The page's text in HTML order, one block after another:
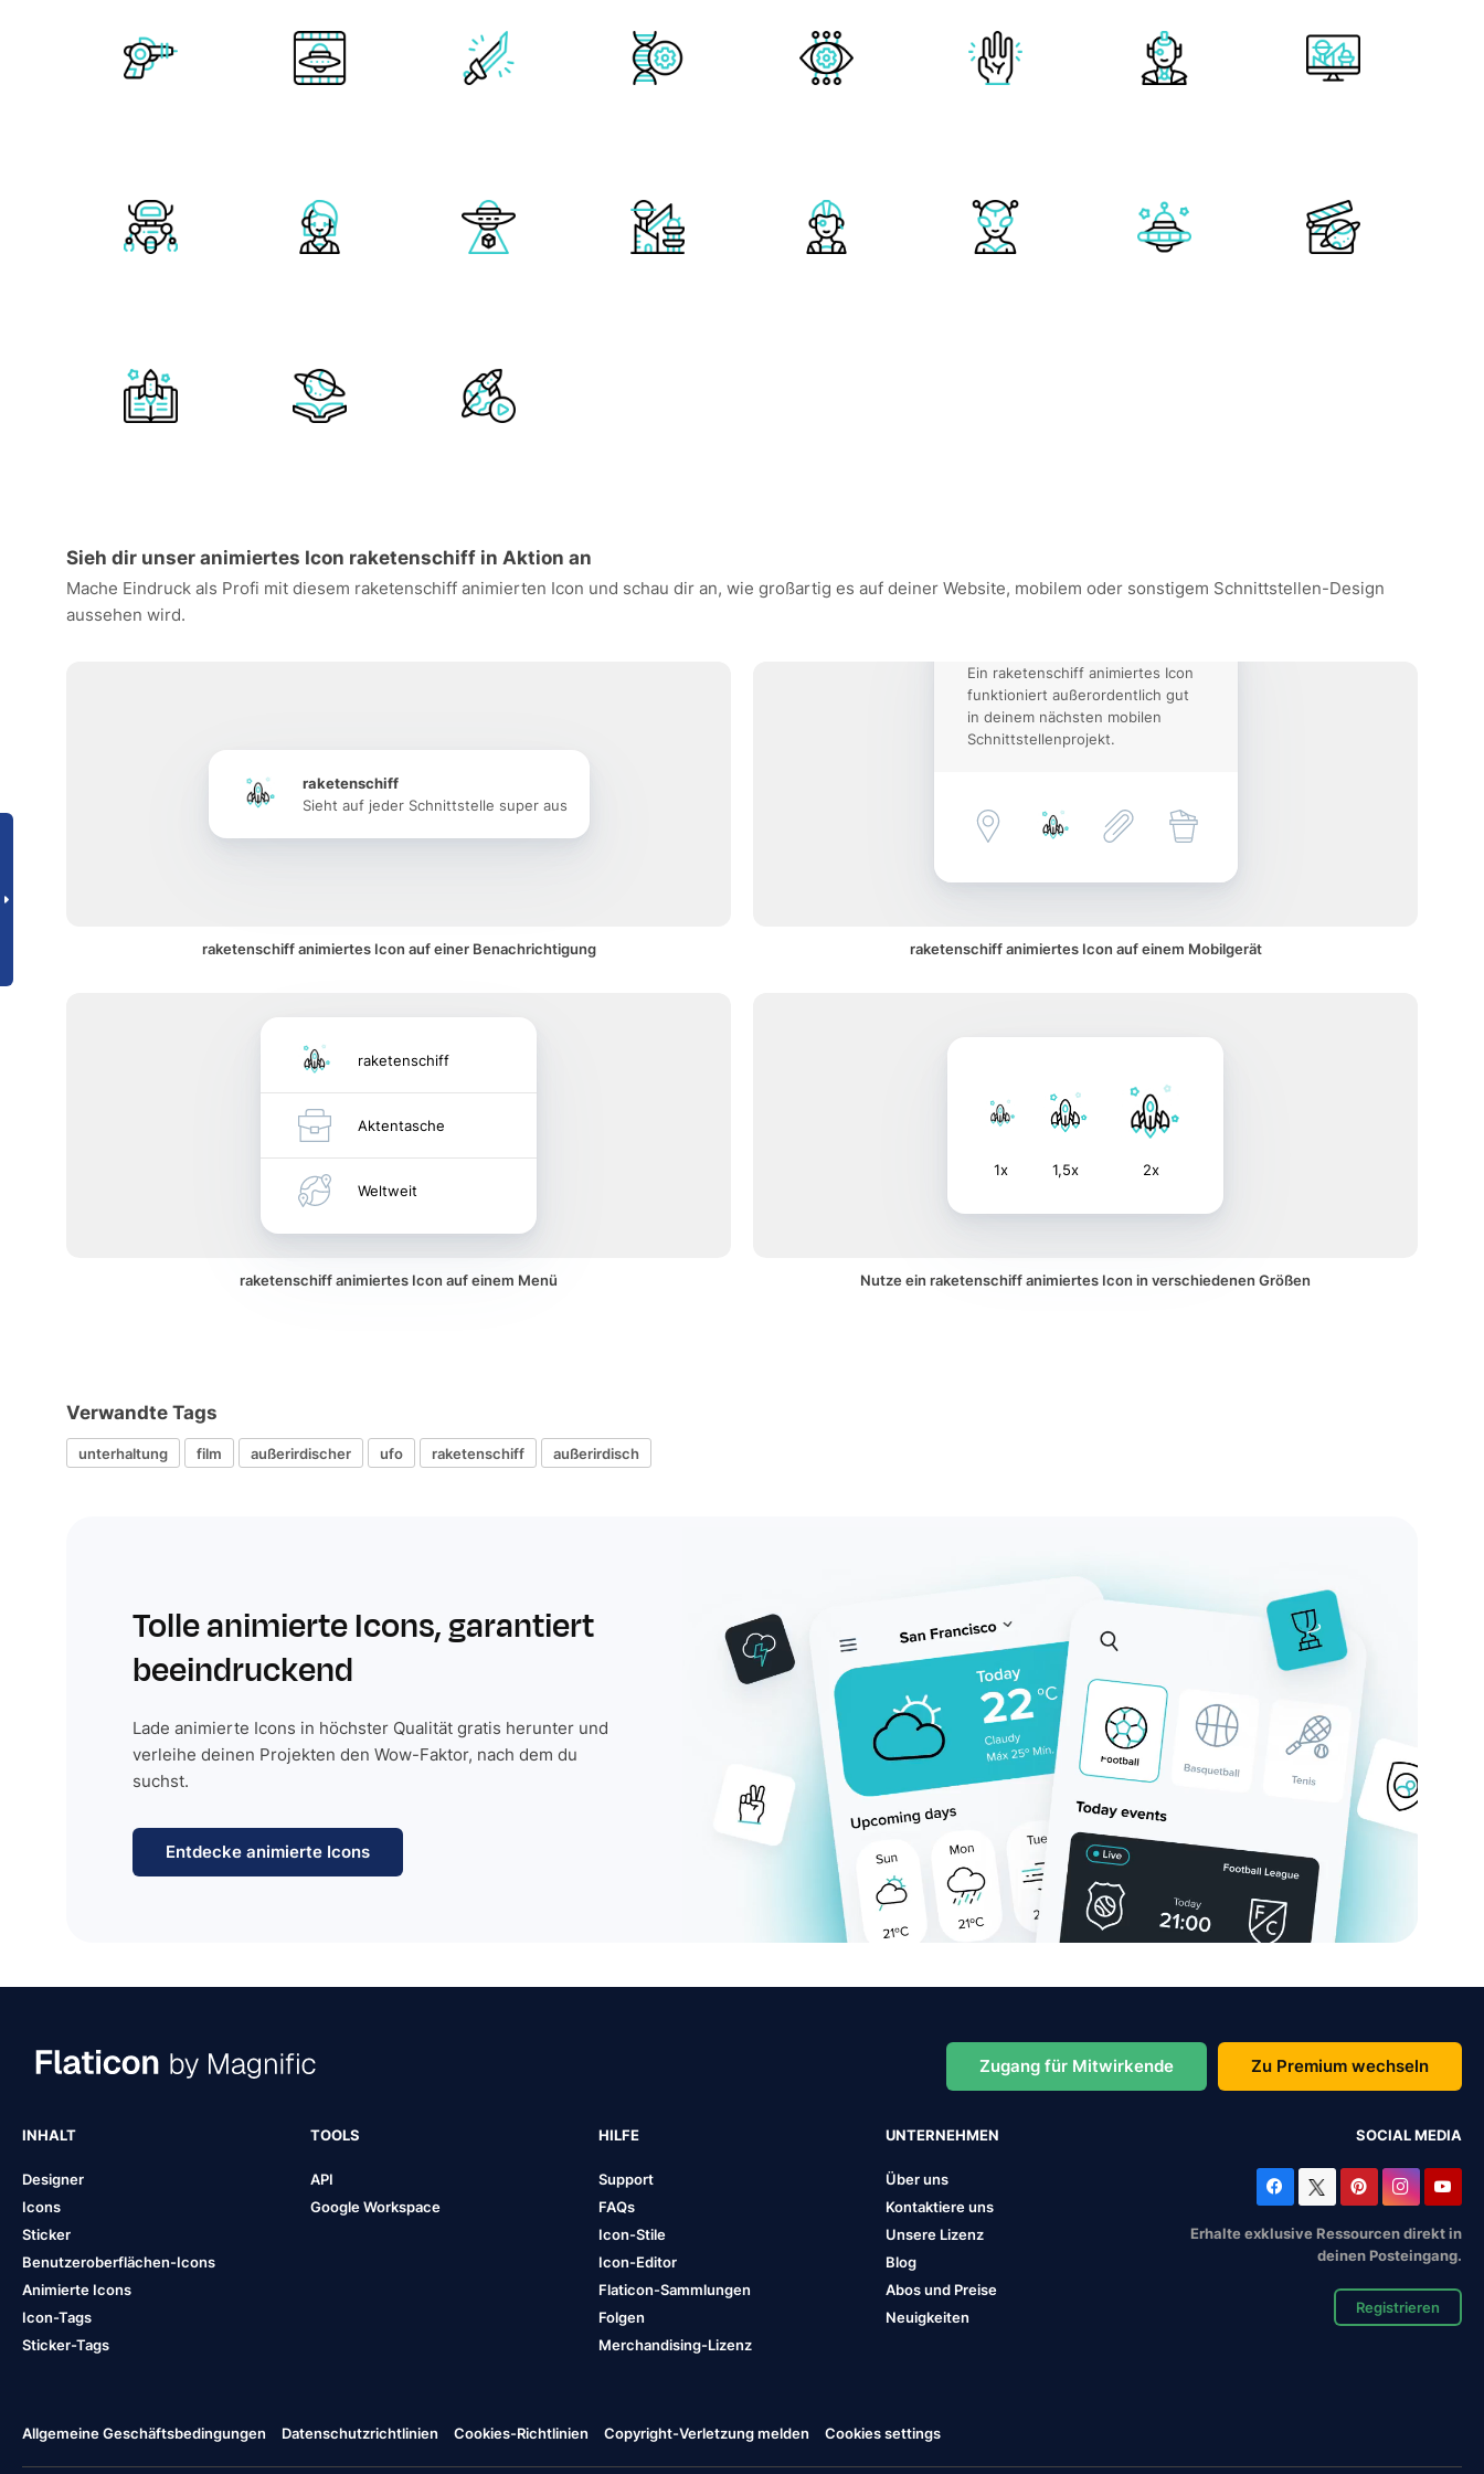
Sieh dir unser animiertes Icon raketenschiff in Aktion an
Mache Eindruck als Profi mit diesem raketenschiff animierten Icon und schau dir an, wie großartig es auf deiner Website, mobilem oder sonstigem Schnittstellen-Design
aussehen wird.
raketenschiff
Sieht auf jeder Schnittstelle super aus
raketenschiff animiertes Icon auf einer Benachrichtigung
Ein raketenschiff animiertes Icon
funktioniert außerordentlich gut
in deinem nächsten mobilen
Schnittstellenprojekt.
raketenschiff animiertes Icon auf einem Mobilgerät
raketenschiff
Aktentasche
Weltweit
raketenschiff animiertes Icon auf einem Menü
1x 1,5x 2x
Nutze ein raketenschiff animiertes Icon in verschiedenen Größen
Verwandte Tags
unterhaltung film außerirdischer ufo raketenschiff außerirdisch
Tolle animierte Icons, garantiert
beeindruckend
Lade animierte Icons in höchster Qualität gratis herunter und
verleihe deinen Projekten den Wow-Faktor, nach dem du
suchst.
Entdecke animierte Icons
Zugang für Mitwirkende Zu Premium wechseln
INHALT
Designer
Icons
Sticker
Benutzeroberflächen-Icons
Animierte Icons
Icon-Tags
Sticker-Tags
TOOLS
API
Google Workspace
HILFE
Support
FAQs
Icon-Stile
Icon-Editor
Flaticon-Sammlungen
Folgen
Merchandising-Lizenz
UNTERNEHMEN
Über uns
Kontaktiere uns
Unsere Lizenz
Blog
Abos und Preise
Neuigkeiten
SOCIAL MEDIA
Erhalte exklusive Ressourcen direkt in
deinen Posteingang.
Registrieren
Allgemeine Geschäftsbedingungen Datenschutzrichtlinien Cookies-Richtlinien Copyright-Verletzung melden Cookies settings